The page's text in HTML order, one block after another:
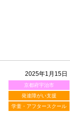
2025年1月15日
京都府宇治市
発達障がい支援
学童・アフタースクール